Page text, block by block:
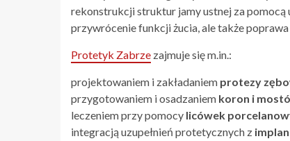
rekonstrukcji struktur jamy ustnej za pomocą
przywrócenie funkcji żucia, ale także
Protetyk Zabrze zajmuje się m.in.:
projektowaniem i zakładaniem protezy
przygotowaniem i osadzaniem koron i
leczeniem przy pomocy licówek
integracją uzupełnień protetycznych z